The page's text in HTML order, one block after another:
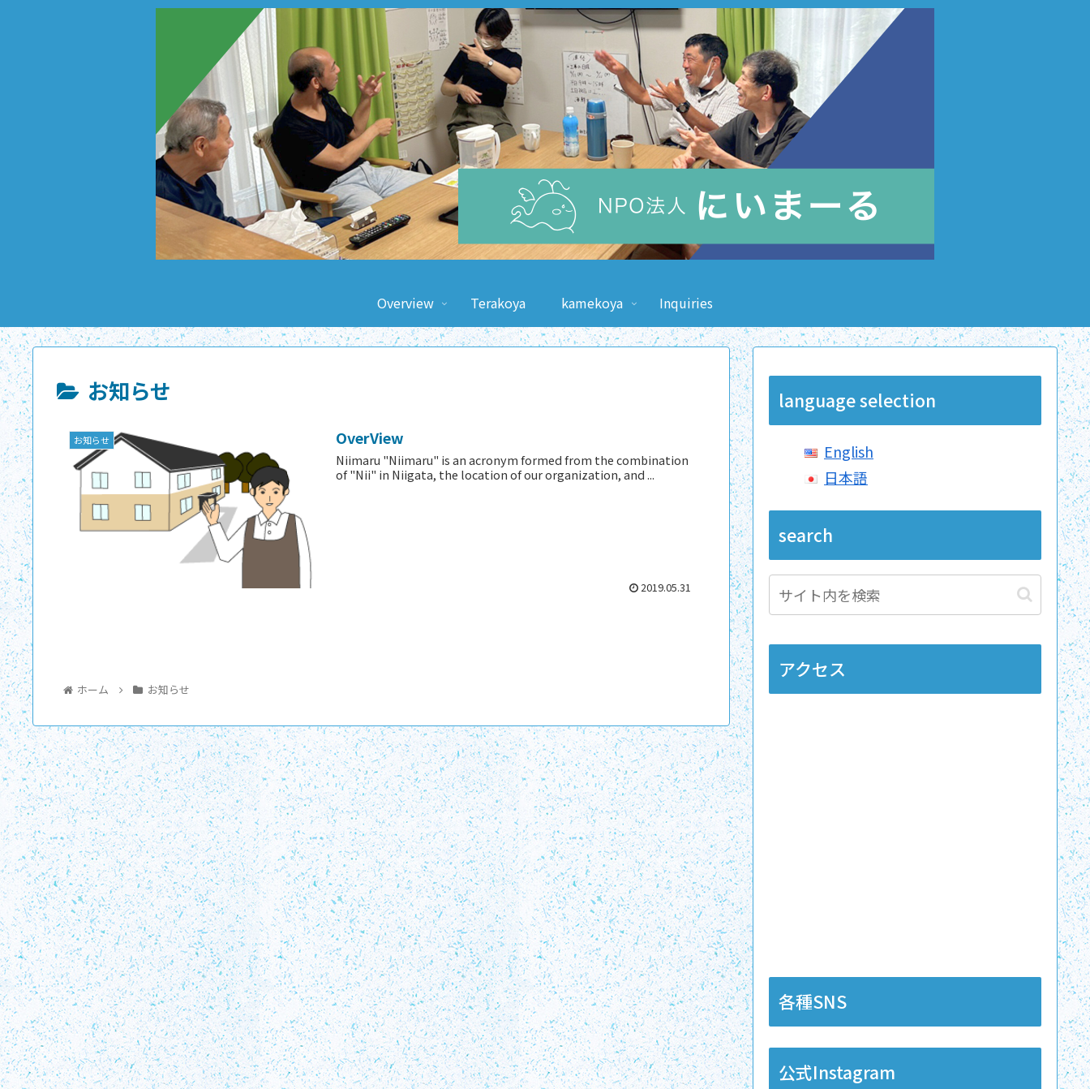
Overview Terakoya kamekoya Inquiries
お知らせ
お知らせ OverView
Niimaru "Niimaru" is an acronym formed from the combination
of "Nii" in Niigata, the location of our organization, and ...
2019.05.31
ホーム お知らせ
language selection
English
日本語
search
アクセス
各種SNS
公式Instagram